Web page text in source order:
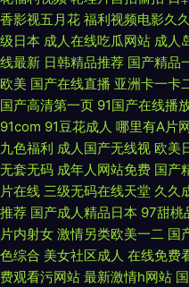
香影视五月花 福利视频电影久久
级日本 成人在线吃瓜网站 成人
线最新 日韩精品推荐 国产精品
欧美 国产在线直播 亚洲卡一卡
国产高清第一页 91国产在线播
91com 91豆花成人 哪里有A片
九色福利 成人国产无线视 欧美
无套无码 成年人网站免费 国产
片在线 三级无码在线天堂 久久
推荐 国产成人精品日本 97甜桃
片内射女 激情另类欧美一二 国
色综合 美女社区成人 在线免费
费观看污网站 最新激情h网站